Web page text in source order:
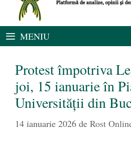
MENIU
Protest împotriva
joi, 15 ianuarie în
Universității din
14 ianuarie 2026 de Rost